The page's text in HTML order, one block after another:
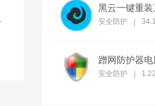
安全防护
蹭网防护器电
安全防护